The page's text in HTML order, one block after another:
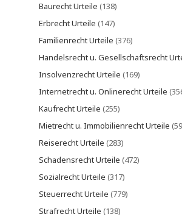
Baurecht Urteile (138)
Erbrecht Urteile (147)
Familienrecht Urteile (376)
Handelsrecht u. Gesellschaftsrecht
Insolvenzrecht Urteile (169)
Internetrecht u. Onlinerecht Urteile
Kaufrecht Urteile (255)
Mietrecht u. Immobilienrecht Urteile
Reiserecht Urteile (283)
Schadensrecht Urteile (472)
Sozialrecht Urteile (317)
Steuerrecht Urteile (779)
Strafrecht Urteile (138)